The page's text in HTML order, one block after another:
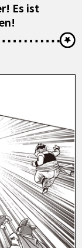
Es ist